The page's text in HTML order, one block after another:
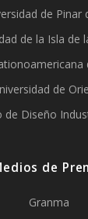
de Pinar
de la Isla de
de
de Diseño
de
Granma